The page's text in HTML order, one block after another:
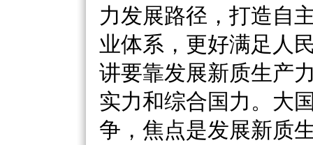
力发展路径，打造自
业体系，更好满足人
讲要靠发展新质生产
实力和综合国力。大
争，焦点是发展新质